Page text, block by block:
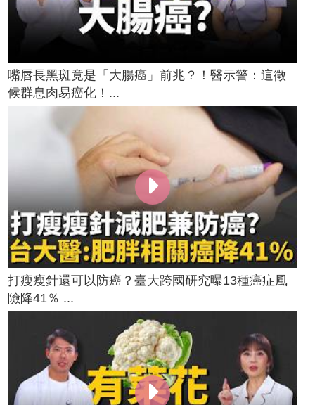
嘴唇長黑斑竟是「大腸癌」前兆？！醫示警：這徵
候群息肉易癌化！...
打瘦瘦針還可以防癌？臺大跨國研究曝13種癌症風
險降41％ ...